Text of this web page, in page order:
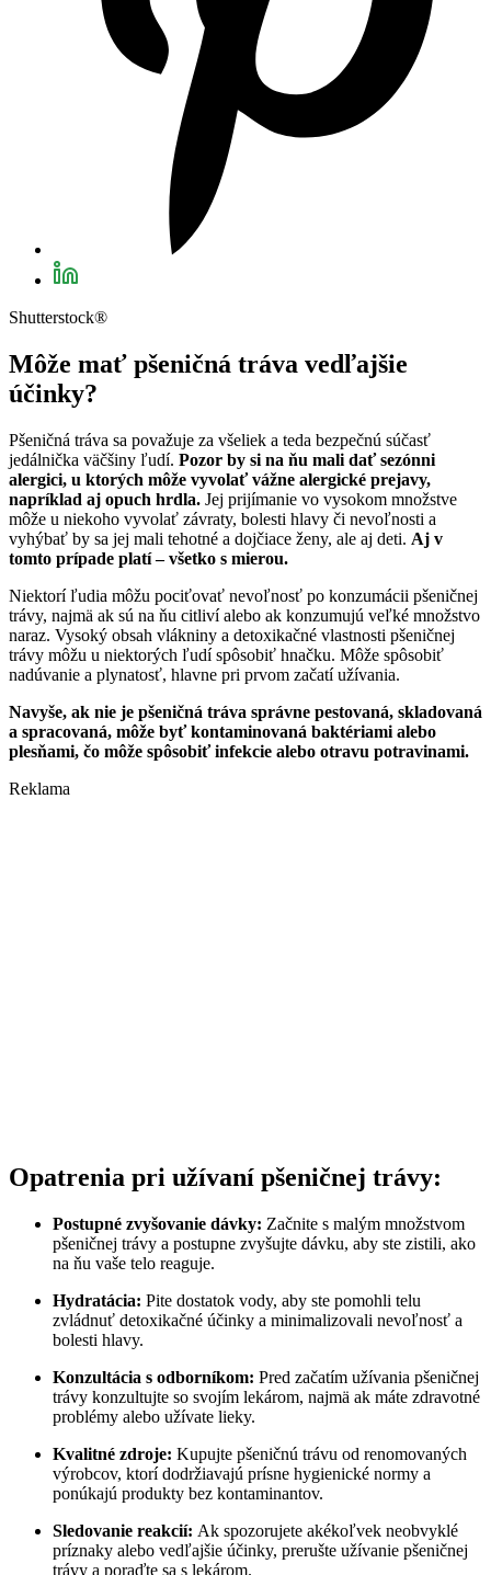
Shutterstock®
Môže mať pšeničná tráva vedľajšie
účinky?
Pšeničná tráva sa považuje za všeliek a teda bezpečnú súčasť
jedálnička väčšiny ľudí. Pozor by si na ňu mali dať sezónni
alergici, u ktorých môže vyvolať vážne alergické prejavy,
napríklad aj opuch hrdla. Jej prijímanie vo vysokom množstve
môže u niekoho vyvolať závraty, bolesti hlavy či nevoľnosti a
vyhýbať by sa jej mali tehotné a dojčiace ženy, ale aj deti. Aj v
tomto prípade platí – všetko s mierou.
Niektorí ľudia môžu pociťovať nevoľnosť po konzumácii pšeničnej
trávy, najmä ak sú na ňu citliví alebo ak konzumujú veľké množstvo
naraz. Vysoký obsah vlákniny a detoxikačné vlastnosti pšeničnej
trávy môžu u niektorých ľudí spôsobiť hnačku. Môže spôsobiť
nadúvanie a plynatosť, hlavne pri prvom začatí užívania.
Navyše, ak nie je pšeničná tráva správne pestovaná, skladovaná
a spracovaná, môže byť kontaminovaná baktériami alebo
plesňami, čo môže spôsobiť infekcie alebo otravu potravinami.
Reklama
Opatrenia pri užívaní pšeničnej trávy:
Postupné zvyšovanie dávky: Začnite s malým množstvom
pšeničnej trávy a postupne zvyšujte dávku, aby ste zistili, ako
na ňu vaše telo reaguje.
Hydratácia: Pite dostatok vody, aby ste pomohli telu
zvládnuť detoxikačné účinky a minimalizovali nevoľnosť a
bolesti hlavy.
Konzultácia s odborníkom: Pred začatím užívania pšeničnej
trávy konzultujte so svojím lekárom, najmä ak máte zdravotné
problémy alebo užívate lieky.
Kvalitné zdroje: Kupujte pšeničnú trávu od renomovaných
výrobcov, ktorí dodržiavajú prísne hygienické normy a
ponúkajú produkty bez kontaminantov.
Sledovanie reakcií: Ak spozorujete akékoľvek neobvyklé
príznaky alebo vedľajšie účinky, prerušte užívanie pšeničnej
trávy a poraďte sa s lekárom.